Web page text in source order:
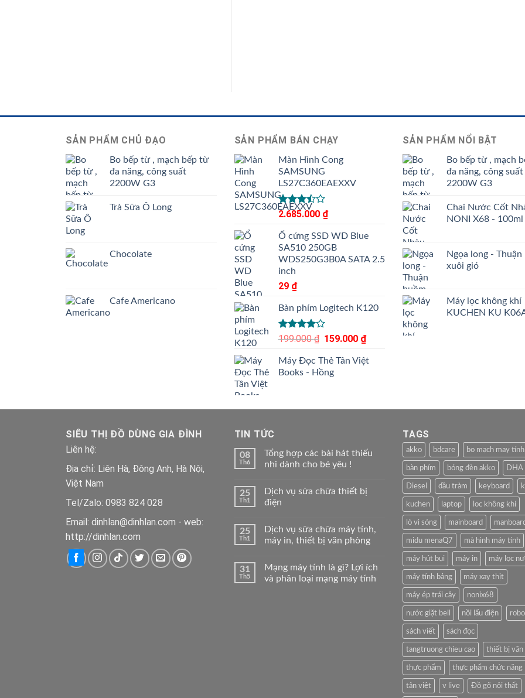
SẢN PHẨM CHỦ ĐẠO
Bo bếp từ , mạch bếp từ
đa năng, công suất
2200W G3
Trà Sữa Ô Long
Chocolate
Cafe Americano
SẢN PHẨM BÁN CHẠY
Màn Hình Cong
SAMSUNG
LS27C360EAEXXV
Được
hạng
3.505
sao
2.685.000 ₫
Ổ cứng SSD WD Blue
SA510 250GB
WDS250G3B0A SATA 2.5
inch
29 ₫
Bàn phím Logitech K120
Được
4.00 5
sao
199.000₫ Giá
là:
199.000 ₫.
159.000 ₫Giá
tại
Máy Đọc Thẻ Tân Việt
Books - Hồng
SẢN PHẨM NỔI BẬT
Bo bếp từ , mạch
đa năng, công suất
2200W G3
Chai Nước Cốt
NONI X68 - 100ml
Ngọa long - Thuận
xuôi gió
Máy lọc không khí
KUCHEN KU
SIÊU THỊ ĐỒ DÙNG GIA ĐÌNH
Liên hệ:
Địa chỉ: Liên Hà, Đông Anh, Hà Nội,
Việt Nam
Tel/Zalo: 0983 824 028
Email: dinhlan@dinhlan.com - web:
http://dinhlan.com
TIN TỨC
08
Th6
Tổng hợp các bài hát thiếu
nhi dành cho bé yêu !
25
Th1
Dịch vụ sửa chữa thiết bị
điện
25
Th1
Dịch vụ sữa chữa máy tính,
máy in, thiết bị văn phòng
31
Th5
Mạng máy tính là gì? Lợi ích
và phân loại mạng máy tính
TAGS
akko bdcare bo mạch may tính
bàn phím bóng đèn akko DHA
Diesel dầu tràm keyboard
kuchen laptop loc không khí
lò vi sóng mainboard manboard
midu menaQ7 mà hình máy tính
máy hút bụi máy in máy lọc
máy tính bảng máy xay thịt
máy ép trái cây nonix68
nước giặt bell nồi lẩu điện
sách viết sách đọc
tangtruong chieu cao thiết bị văn
thực phẩm thực phẩm chức năng
tân việt v live Đồ gõ nội thất